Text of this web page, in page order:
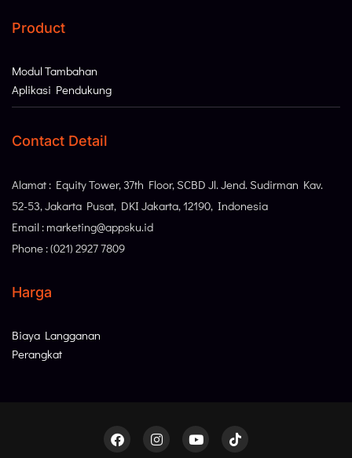
Product
Modul Tambahan
Aplikasi Pendukung
Contact Detail
Alamat : Equity Tower, 37th Floor, SCBD Jl. Jend. Sudirman Kav.
52-53, Jakarta Pusat, DKI Jakarta, 12190, Indonesia
Email : marketing@appsku.id
Phone : (021) 2927 7809
Harga
Biaya Langganan
Perangkat